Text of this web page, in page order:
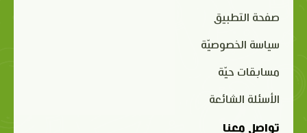
صفحة التطبيق
سياسة الخصوصيّة
مسابقات حيّة
الأسئلة الشائعة
تواصل معنا